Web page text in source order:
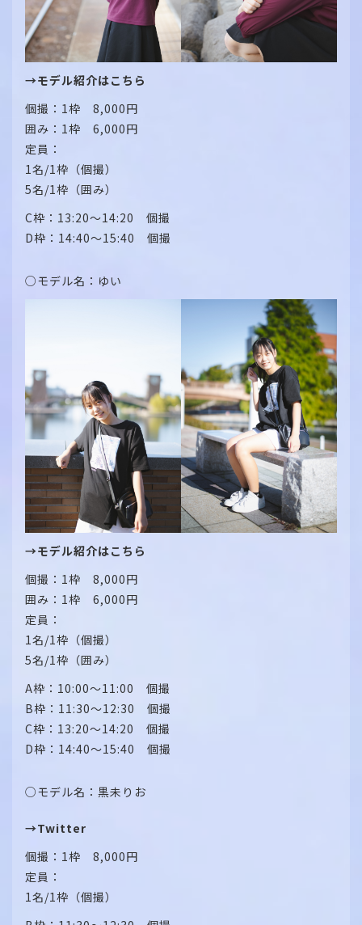
→モデル紹介はこちら
個撮：1枠 8,000円
囲み：1枠 6,000円
定員：
1名/1枠（個撮）
5名/1枠（囲み）
C枠：13:20～14:20 個撮
D枠：14:40～15:40 個撮
○モデル名：ゆい
→モデル紹介はこちら
個撮：1枠 8,000円
囲み：1枠 6,000円
定員：
1名/1枠（個撮）
5名/1枠（囲み）
A枠：10:00～11:00 個撮
B枠：11:30～12:30 個撮
C枠：13:20～14:20 個撮
D枠：14:40～15:40 個撮
○モデル名：黒未りお
→Twitter
個撮：1枠 8,000円
定員：
1名/1枠（個撮）